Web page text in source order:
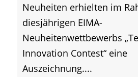
Neuheiten erhielten im
diesjährigen EIMA-
Neuheitenwettbewerbs
Innovation Contest“ eine
Auszeichnung....